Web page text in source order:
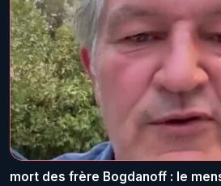
mort des frère Bogdanoff : le